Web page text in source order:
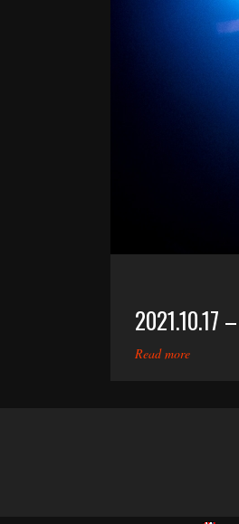
2021.10.17
Read more